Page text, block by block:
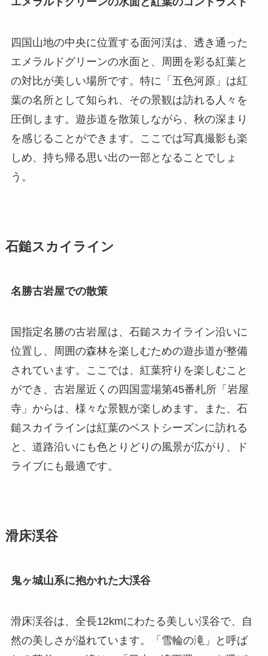
四国山地の中央に位置する面河渓は、透き通った
エメラルドグリーンの水面と、周囲を彩る紅葉と
の対比が美しい場所です。特に「五色河原」は紅
葉の名所として知られ、その景観は訪れる人々を
圧倒します。遊歩道を散策しながら、秋の深まり
を感じることができます。ここでは写真撮影も楽
しめ、持ち帰る思い出の一部となることでしょ
う。
石鎚スカイライン
名勝古岩屋での散策
国指定名勝の古岩屋は、石鎚スカイライン沿いに
位置し、周囲の森林を楽しむための遊歩道が整備
されています。ここでは、紅葉狩りを楽しむこと
ができ、古岩屋近くの四国霊場第45番札所「岩屋
寺」からは、様々な景観が楽しめます。また、石
鎚スカイラインは紅葉のベストシーズンに訪れる
と、道路沿いにも色とりどりの風景が広がり、ド
ライブにも最適です。
滑床渓谷
鬼ヶ城山系に抱かれた大渓谷
滑床渓谷は、全長12kmにわたる美しい渓谷で、自
然の美しさが溢れています。「雪輪の滝」と呼ば